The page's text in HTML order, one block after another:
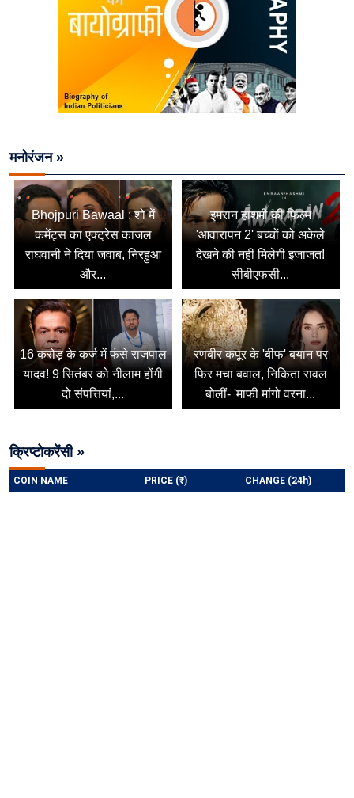
मनोरंजन »
Bhojpuri Bawaal : शो में
कमेंट्स का एक्ट्रेस काजल
राघवानी ने दिया जवाब, निरहुआ
और...
इमरान हाशमी की फिल्म
'आवारापन 2' बच्चों को अकेले
देखने की नहीं मिलेगी इजाजत!
सीबीएफसी...
16 करोड़ के कर्ज में फंसे राजपाल
यादव! 9 सितंबर को नीलाम होंगी
दो संपत्तियां,...
रणबीर कपूर के 'बीफ' बयान पर
फिर मचा बवाल, निकिता रावल
बोलीं- 'माफी मांगो वरना...
क्रिप्टोकरेंसी »